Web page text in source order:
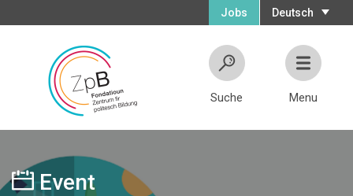
Deutsch
Jobs
Suche Menu
Event